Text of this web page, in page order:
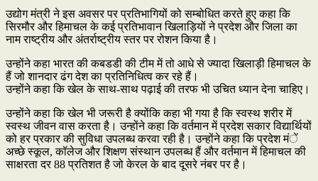
उद्योग मंत्री ने इस अवसर पर प्रतिभागियों को सम्बोधित करते हुए कहा कि
सिरमौर और हिमाचल के कई प्रतिभावान खिलाड़ियों ने प्रदेश और जिला का
नाम राष्ट्रीय और अंतर्राष्ट्रीय स्तर पर रोशन किया है।
उन्होंने कहा भारत की कबडडी की टीम में तो आधे से ज्यादा खिलाड़ी हिमाचल के
हैं जो शानदार ढंग देश का प्रतिनिधित्व कर रहे हैं।
उन्होंने कहा कि खेल के साथ-साथ पढ़ाई की तरफ भी उचित ध्यान देना चाहिए।
उन्होंने कहा कि खेल भी जरूरी है क्योंकि कहा भी गया है कि स्वस्थ शरीर में
स्वस्थ जीवन वास करता है। उन्होंने कहा कि वर्तमान में प्रदेश सकार विद्यार्थियों
को हर प्रकार की सुविधा उपलब्ध करवा रही है। उन्होंने कहा कि प्रदेश मंें
अच्छे स्कूल, कॉलेज और शिक्षण संस्थान उपलब्ध हैं और वर्तमान में हिमाचल की
साक्षरता दर 88 प्रतिशत है जो केरल के बाद दूसरे नंबर पर है।